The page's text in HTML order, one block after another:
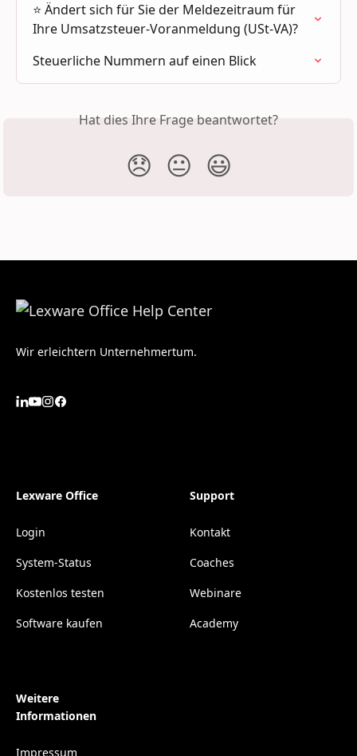
⭐ Ändert sich für Sie der Meldezeitraum für
Ihre Umsatzsteuer-Voranmeldung (USt-VA)?
Steuerliche Nummern auf einen Blick
Hat dies Ihre Frage beantwortet?
😞 😐 😃
Wir erleichtern Unternehmertum.
Lexware Office
Login
System-Status
Kostenlos testen
Software kaufen
Support
Kontakt
Coaches
Webinare
Academy
Weitere
Informationen
Impressum